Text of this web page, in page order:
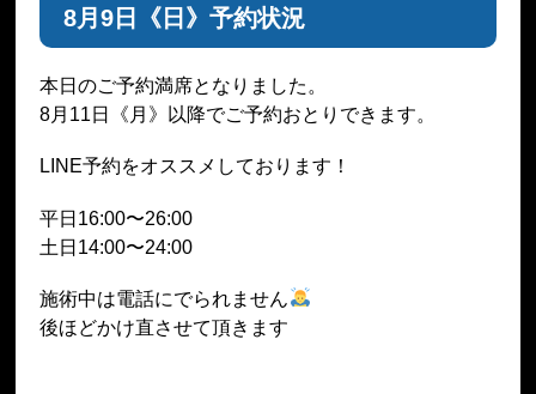
8月9日《日》予約状況
本日のご予約満席となりました。
8月11日《月》以降でご予約おとりできます。
LINE予約をオススメしております！
平日16:00〜26:00
土日14:00〜24:00
施術中は電話にでられません
後ほどかけ直させて頂きます